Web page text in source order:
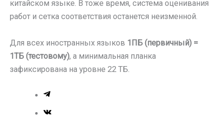
китайском языке. В тоже время, система оценивания
работ и сетка соответствия останется неизменной.
Для всех иностранных языков 1ПБ (первичный) =
1ТБ (тестовому), а минимальная планка
зафиксирована на уровне 22 ТБ.